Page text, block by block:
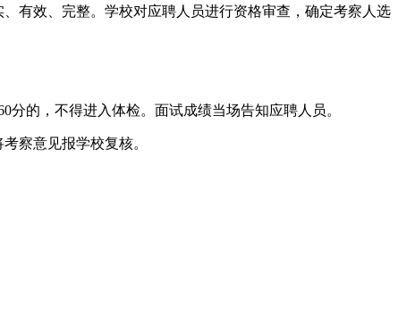
有效、完整。学校对应聘人员进行资格审查，确定考察人选
的，不得进入体检。面试成绩当场告知应聘人员。
察意见报学校复核。